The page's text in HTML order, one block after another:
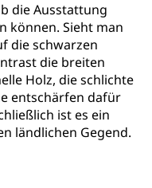
die Ausstattung
können. Sieht man
die schwarzen
die breiten
Holz, die schlichte
entschärfen dafür
ist es ein
ländlichen Gegend.